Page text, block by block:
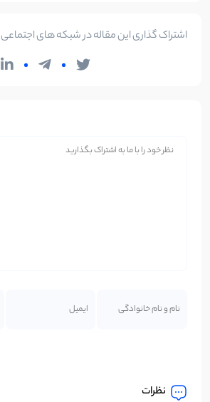
اشتراک گذاری این مقاله در شبکه های اجتماعی
نظرات